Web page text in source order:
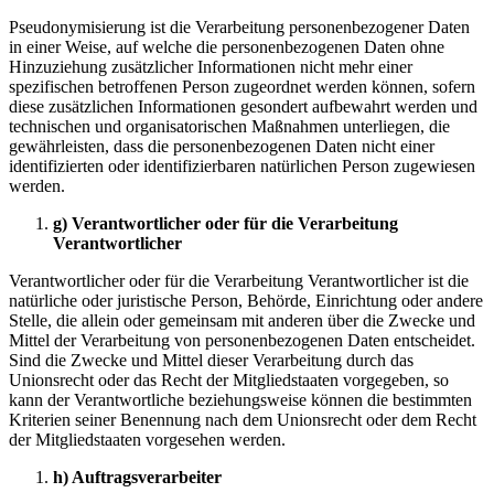
Pseudonymisierung ist die Verarbeitung personenbezogener Daten
in einer Weise, auf welche die personenbezogenen Daten ohne
Hinzuziehung zusätzlicher Informationen nicht mehr einer
spezifischen betroffenen Person zugeordnet werden können, sofern
diese zusätzlichen Informationen gesondert aufbewahrt werden und
technischen und organisatorischen Maßnahmen unterliegen, die
gewährleisten, dass die personenbezogenen Daten nicht einer
identifizierten oder identifizierbaren natürlichen Person zugewiesen
werden.
g) Verantwortlicher oder für die Verarbeitung
Verantwortlicher
Verantwortlicher oder für die Verarbeitung Verantwortlicher ist die
natürliche oder juristische Person, Behörde, Einrichtung oder andere
Stelle, die allein oder gemeinsam mit anderen über die Zwecke und
Mittel der Verarbeitung von personenbezogenen Daten entscheidet.
Sind die Zwecke und Mittel dieser Verarbeitung durch das
Unionsrecht oder das Recht der Mitgliedstaaten vorgegeben, so
kann der Verantwortliche beziehungsweise können die bestimmten
Kriterien seiner Benennung nach dem Unionsrecht oder dem Recht
der Mitgliedstaaten vorgesehen werden.
h) Auftragsverarbeiter